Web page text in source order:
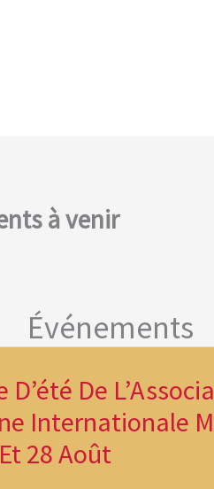
à venir
Événements
De
Internationale
28 Août